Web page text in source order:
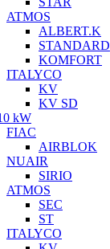
ATMOS
ALBERT.K
STANDARD
KOMFORT
ITALYCO
KV
KV SD
kW
FIAC
AIRBLOK
NUAIR
SIRIO
ATMOS
SEC
ST
ITALYCO